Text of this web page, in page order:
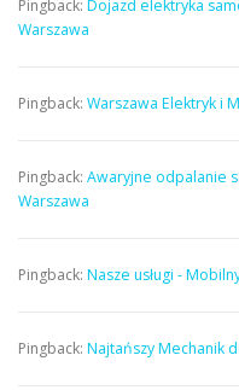
Pingback: Dojazd elektryka
Warszawa
Pingback: Warszawa Elektryk i
Pingback: Awaryjne odpalanie
Warszawa
Pingback: Nasze usługi -
Pingback: Najtańszy Mechanik